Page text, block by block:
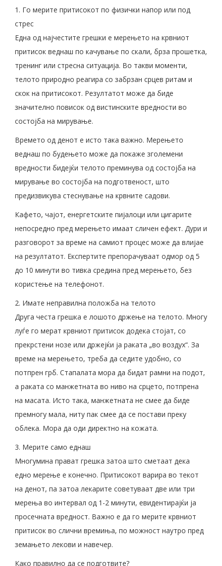
1. Го мерите притисокот по физички напор или под
стрес
Една од најчестите грешки е мерењето на крвниот
притисок веднаш по качување по скали, брза прошетка,
тренинг или стресна ситуација. Во такви моменти,
телото природно реагира со забрзан срцев ритам и
скок на притисокот. Резултатот може да биде
значително повисок од вистинските вредности во
состојба на мирување.
Времето од денот е исто така важно. Мерењето
веднаш по будењето може да покаже зголемени
вредности бидејќи телото преминува од состојба на
мирување во состојба на подготвеност, што
предизвикува стеснување на крвните садови.
Кафето, чајот, енергетските пијалоци или цигарите
непосредно пред мерењето имаат сличен ефект. Дури и
разговорот за време на самиот процес може да влијае
на резултатот. Експертите препорачуваат одмор од 5
до 10 минути во тивка средина пред мерењето, без
користење на телефонот.
2. Имате неправилна положба на телото
Друга честа грешка е лошото држење на телото. Многу
луѓе го мерат крвниот притисок додека стојат, со
прекрстени нозе или држејќи ја раката „во воздух“. За
време на мерењето, треба да седите удобно, со
потпрен грб. Стапалата мора да бидат рамни на подот,
а раката со манжетната во ниво на срцето, потпрена
на масата. Исто така, манжетната не смее да биде
премногу мала, ниту пак смее да се постави преку
облека. Мора да оди директно на кожата.
3. Мерите само еднаш
Многумина прават грешка затоа што сметаат дека
едно мерење е конечно. Притисокот варира во текот
на денот, па затоа лекарите советуваат две или три
мерења во интервал од 1-2 минути, евидентирајќи ја
просечната вредност. Важно е да го мерите крвниот
притисок во слични времиња, по можност наутро пред
земањето лекови и навечер.
Како правилно да се подготвите?